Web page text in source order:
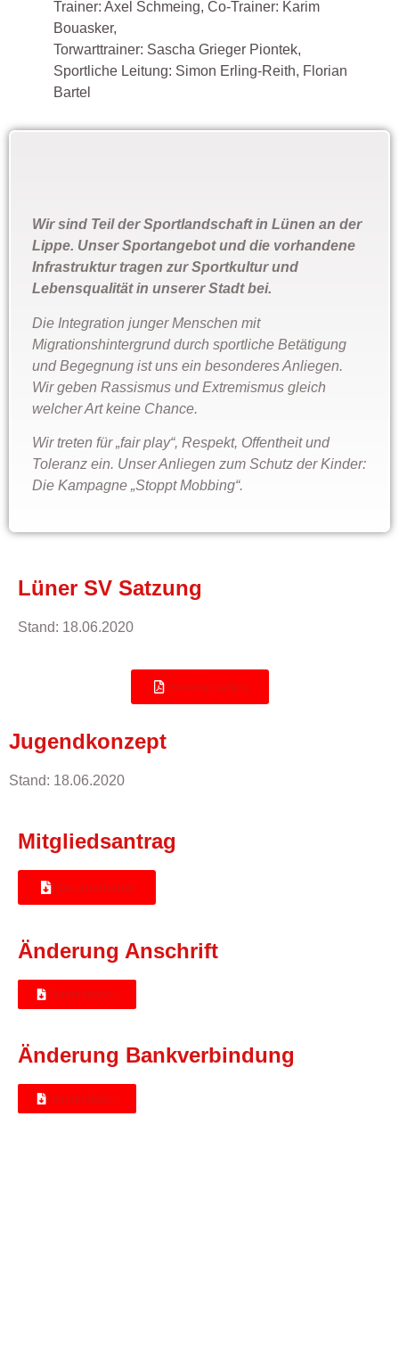
Trainer: Axel Schmeing, Co-Trainer: Karim
Bouasker,
Torwarttrainer: Sascha Grieger Piontek,
Sportliche Leitung: Simon Erling-Reith, Florian
Bartel
Wir sind Teil der Sportlandschaft in Lünen an der
Lippe. Unser Sportangebot und die vorhandene
Infrastruktur tragen zur Sportkultur und
Lebensqualität in unserer Stadt bei.
Die Integration junger Menschen mit
Migrationshintergrund durch sportliche Betätigung
und Begegnung ist uns ein besonderes Anliegen.
Wir geben Rassismus und Extremismus gleich
welcher Art keine Chance.
Wir treten für „fair play“, Respekt, Offentheit und
Toleranz ein. Unser Anliegen zum Schutz der Kinder:
Die Kampagne „Stoppt Mobbing“.
Lüner SV Satzung
Stand: 18.06.2020
Herunterladen
Jugendkonzept
Stand: 18.06.2020
Mitgliedsantrag
Herunterladen
Änderung Anschrift
Herunterladen
Änderung Bankverbindung
Herunterladen